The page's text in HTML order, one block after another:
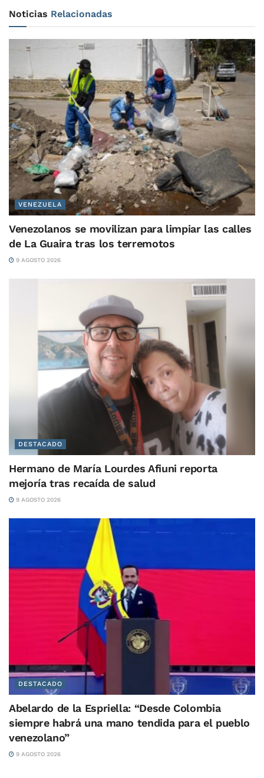
Noticias Relacionadas
VENEZUELA
Venezolanos se movilizan para limpiar las calles
de La Guaira tras los terremotos
9 AGOSTO 2026
DESTACADO
Hermano de María Lourdes Afiuni reporta
mejoría tras recaída de salud
9 AGOSTO 2026
DESTACADO
Abelardo de la Espriella: “Desde Colombia
siempre habrá una mano tendida para el pueblo
venezolano”
9 AGOSTO 2026